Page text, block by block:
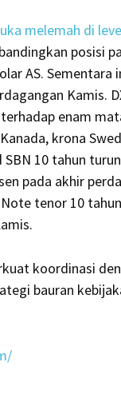
melemah di
posisi
AS.
Kamis.
enam
krona
10 tahun
pada akhir
tenor 10
koordinasi
bauran